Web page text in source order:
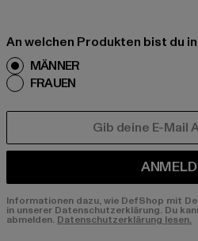
An welchen Produkten bist du
MÄNNER
FRAUEN
Informationen dazu, wie DefShop mit
in unserer Datenschutzerklärung. Du
abmelden. Datenschutzerklärung lesen.